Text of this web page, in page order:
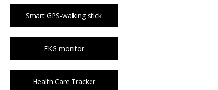
Smart GPS-walking stick
EKG monitor
Health Care Tracker